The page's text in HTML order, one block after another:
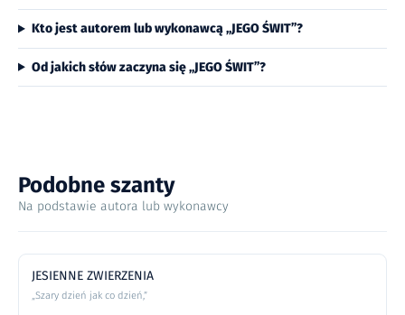
Kto jest autorem lub wykonawcą „JEGO ŚWIT”?
Od jakich słów zaczyna się „JEGO ŚWIT”?
Podobne szanty
Na podstawie autora lub wykonawcy
JESIENNE ZWIERZENIA
„Szary dzień jak co dzień,”